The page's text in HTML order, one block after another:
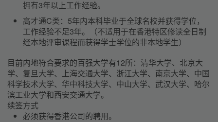
拥有3年以上工作经验。
高才通C类： 5年内本科毕业于全球名校并获得学位，
工作经验不足3年。（不适用于在香港特区修读全日制
经本地评审课程而获得学士学位的非本地学生）
目前内地符合要求的百强大学有12所：清华大学、北京大
学、复旦大学、上海交通大学、浙江大学、南京大学、中国
科学技术大学、华中科技大学、中山大学、武汉大学、哈尔
滨工业大学和西安交通大学。
续签方式
必须获得香港公司的聘用。